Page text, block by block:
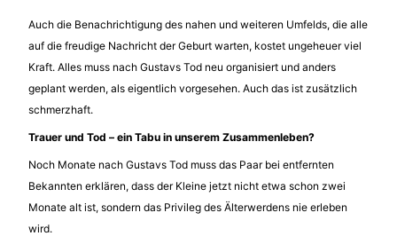
Auch die Benachrichtigung des nahen und weiteren Umfelds, die alle
auf die freudige Nachricht der Geburt warten, kostet ungeheuer viel
Kraft. Alles muss nach Gustavs Tod neu organisiert und anders
geplant werden, als eigentlich vorgesehen. Auch das ist zusätzlich
schmerzhaft.
Trauer und Tod – ein Tabu in unserem Zusammenleben?
Noch Monate nach Gustavs Tod muss das Paar bei entfernten
Bekannten erklären, dass der Kleine jetzt nicht etwa schon zwei
Monate alt ist, sondern das Privileg des Älterwerdens nie erleben
wird.